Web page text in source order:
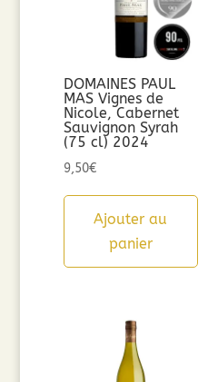
DOMAINES PAUL
MAS Vignes de
Nicole, Cabernet
Sauvignon Syrah
(75 cl) 2024
9,50€
Ajouter au
panier